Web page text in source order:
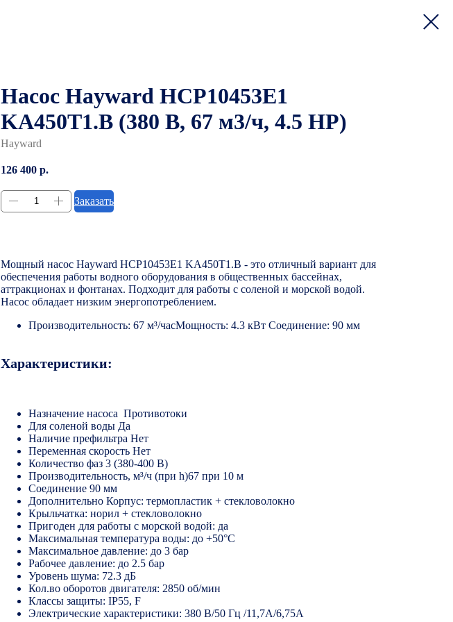
Насос Hayward HCP10453E1
KA450T1.B (380 В, 67 м3/ч, 4.5 HP)
Hayward
126 400 р.
Заказать
Мощный насос Hayward HCP10453E1 KA450T1.B - это отличный вариант для
обеспечения работы водного оборудования в общественных бассейнах,
аттракционах и фонтанах. Подходит для работы с соленой и морской водой.
Насос обладает низким энергопотреблением.
Производительность: 67 м³/часМощность: 4.3 кВт Соединение: 90 мм
Характеристики:
Назначение насоса Противотоки
Для соленой воды Да
Наличие префильтра Нет
Переменная скорость Нет
Количество фаз 3 (380-400 В)
Производительность, м³/ч (при h)67 при 10 м
Соединение 90 мм
Дополнительно Корпус: термопластик + стекловолокно
Крыльчатка: норил + стекловолокно
Пригоден для работы с морской водой: да
Максимальная температура воды: до +50°C
Максимальное давление: до 3 бар
Рабочее давление: до 2.5 бар
Уровень шума: 72.3 дБ
Кол.во оборотов двигателя: 2850 об/мин
Классы защиты: IP55, F
Электрические характеристики: 380 B/50 Гц /11,7А/6,75А